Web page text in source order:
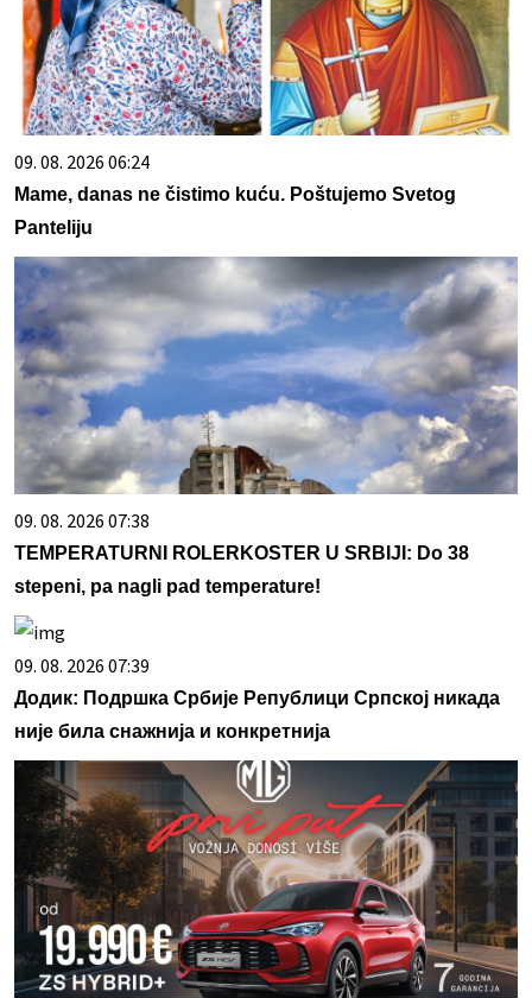
09. 08. 2026 06:24
Mame, danas ne čistimo kuću. Poštujemo Svetog
Panteliju
09. 08. 2026 07:38
TEMPERATURNI ROLERKOSTER U SRBIJI: Do 38
stepeni, pa nagli pad temperature!
09. 08. 2026 07:39
Додик: Подршка Србије Републици Српској никада
није била снажнија и конкретнија